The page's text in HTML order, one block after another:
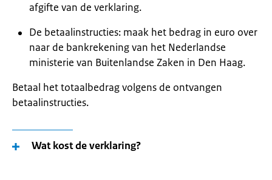
afgifte van de verklaring.
De betaalinstructies: maak het bedrag in euro over
naar de bankrekening van het Nederlandse
ministerie van Buitenlandse Zaken in Den Haag.
Betaal het totaalbedrag volgens de ontvangen
betaalinstructies.
Wat kost de verklaring?